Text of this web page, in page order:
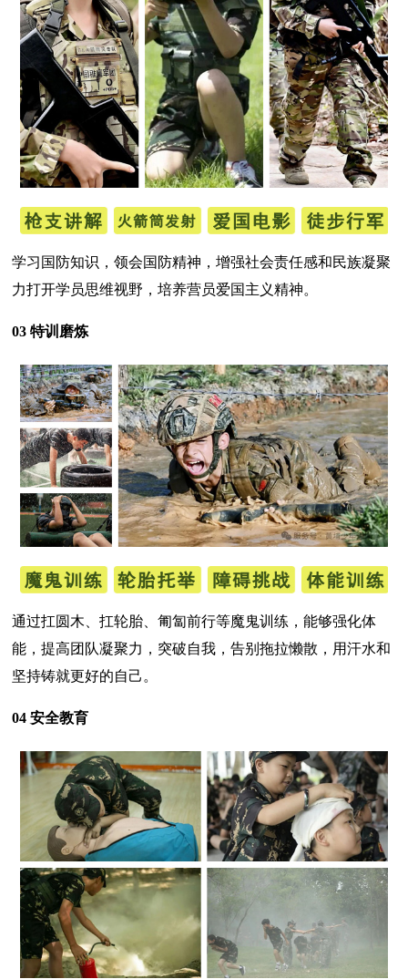
学习国防知识，领会国防精神，增强社会责任感和民族凝聚
力打开学员思维视野，培养营员爱国主义精神。
03 特训磨炼
通过扛圆木、扛轮胎、匍匐前行等魔鬼训练，能够强化体
能，提高团队凝聚力，突破自我，告别拖拉懒散，用汗水和
坚持铸就更好的自己。
04 安全教育